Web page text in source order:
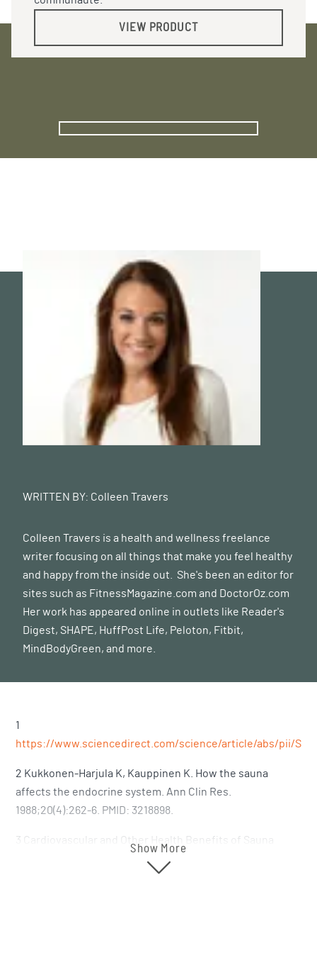
VIEW PRODUCT
WRITTEN BY: Colleen Travers
Colleen Travers is a health and wellness freelance
writer focusing on all things that make you feel healthy
and happy from the inside out. She's been an editor for
sites such as FitnessMagazine.com and DoctorOz.com
Her work has appeared online in outlets like Reader's
Digest, SHAPE, HuffPost Life, Peloton, Fitbit,
MindBodyGreen, and more.
1
https://www.sciencedirect.com/science/article/abs/pii/
2 Kukkonen-Harjula K, Kauppinen K. How the sauna
affects the endocrine system. Ann Clin Res.
1988;20(4):262-6. PMID: 3218898.
3 Cardiovascular and Other Health Benefits of Sauna
Bathing: A Review of the Evidence Laukkanen, Jari A. et
al., Mayo Clinic Proceedings, Volume 93, Issue 8, 1111 – 1121
Show More